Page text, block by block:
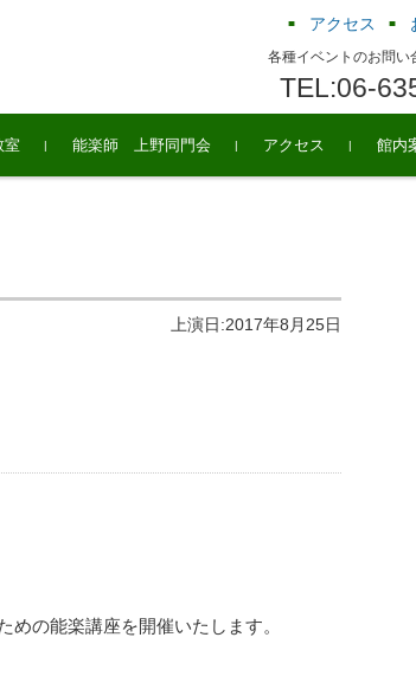
アクセス
各種イベントのお問い
TEL:06-
室 能楽師 上野同門会 アクセス 館内
上演日:2017年8月25日
の能楽講座を開催いたします。